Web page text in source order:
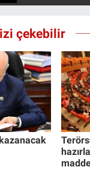
çekebilir